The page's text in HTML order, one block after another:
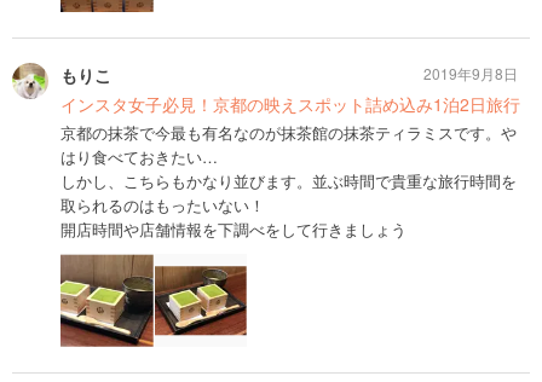
もりこ
インスタ女子必見！京都の映えスポット詰め込み1泊2日旅行
京都の抹茶で今最も有名なのが抹茶館の抹茶ティラミスです。や
はり食べておきたい…
しかし、こちらもかなり並びます。並ぶ時間で貴重な旅行時間を
取られるのはもったいない！
開店時間や店舗情報を下調べをして行きましょう
2019年9月8日